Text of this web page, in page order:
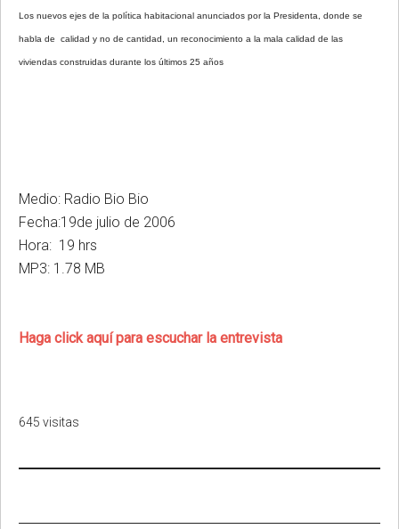
Los nuevos ejes de la política habitacional anunciados por la Presidenta, donde se
habla de calidad y no de cantidad, un reconocimiento a la mala calidad de las
viviendas construidas durante los últimos 25 años
Medio: Radio Bio Bio
Fecha:19de julio de 2006
Hora: 19 hrs
MP3: 1.78 MB
Haga click aquí para escuchar la entrevista
645 visitas